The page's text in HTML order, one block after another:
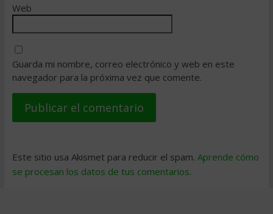
Web
Guarda mi nombre, correo electrónico y web en este
navegador para la próxima vez que comente.
Este sitio usa Akismet para reducir el spam. Aprende cómo
se procesan los datos de tus comentarios.